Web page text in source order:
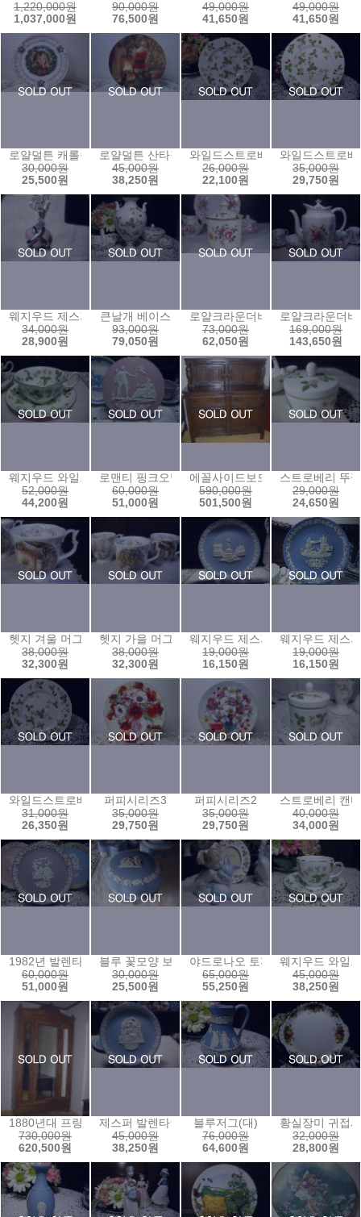
1,220,000원
1,037,000원
90,000원
76,500원
49,000원
41,650원
49,000원
41,650원
로얄덜튼 캐롤송접시1
30,000원
25,500원
로얄덜튼 산타접시1
45,000원
38,250원
와일드스트로베리 케익접시(15센
26,000원
22,100원
와일드스트로
35,000원
29,750원
웨지우드 제스퍼 쥬얼리2 (*펜던트만*)
34,000원
28,900원
큰날개 베이스
93,000원
79,050원
로얄크라운더비 잼팟1
73,000원
62,050원
로얄크라운더
169,000원
143,650원
웨지우드 와일드스트로베리 피오니잔
52,000원
44,200원
로맨티 핑크오발원 플레이트
60,000원
51,000원
에꼴사이드보드♤
590,000원
501,500원
스트로베리 뚜
29,000원
24,650원
헷지 겨울 머그
38,000원
32,300원
헷지 가을 머그
38,000원
32,300원
웨지우드 제스퍼 1971년 크리스
19,000원
16,150원
웨지우드 제스
19,000원
16,150원
와일드스트로베리 샐러드접시(21센티)
31,000원
26,350원
퍼피시리즈3
35,000원
29,750원
퍼피시리즈2
35,000원
29,750원
스트로베리 캔
40,000원
34,000원
1982년 발렌타인
60,000원
51,000원
블루 꽃모양 보석함3
30,000원
25,500원
야드로나오 토끼와아기
65,000원
55,250원
웨지우드 와일
45,000원
38,250원
1880년대 프랑스엔틱 옷장
730,000원
620,500원
제스퍼 발렌타인 1994년 플레이트
45,000원
38,250원
블루저그(대)
76,000원
64,600원
황실장미 귀접시
32,000원
28,800원